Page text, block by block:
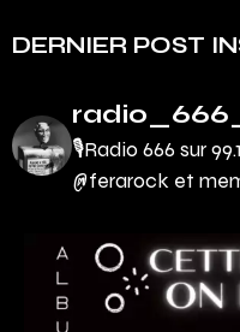
DERNIER POST
radio_666_
🎙Radio 666 sur
@ferarock et